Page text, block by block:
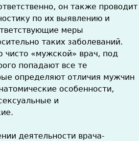
он также проводит
по их выявлению и
меры
таких заболеваний.
чисто «мужской» врач, под
попадают все те
определяют отличия мужчин
особенности,
и
деятельности врача-